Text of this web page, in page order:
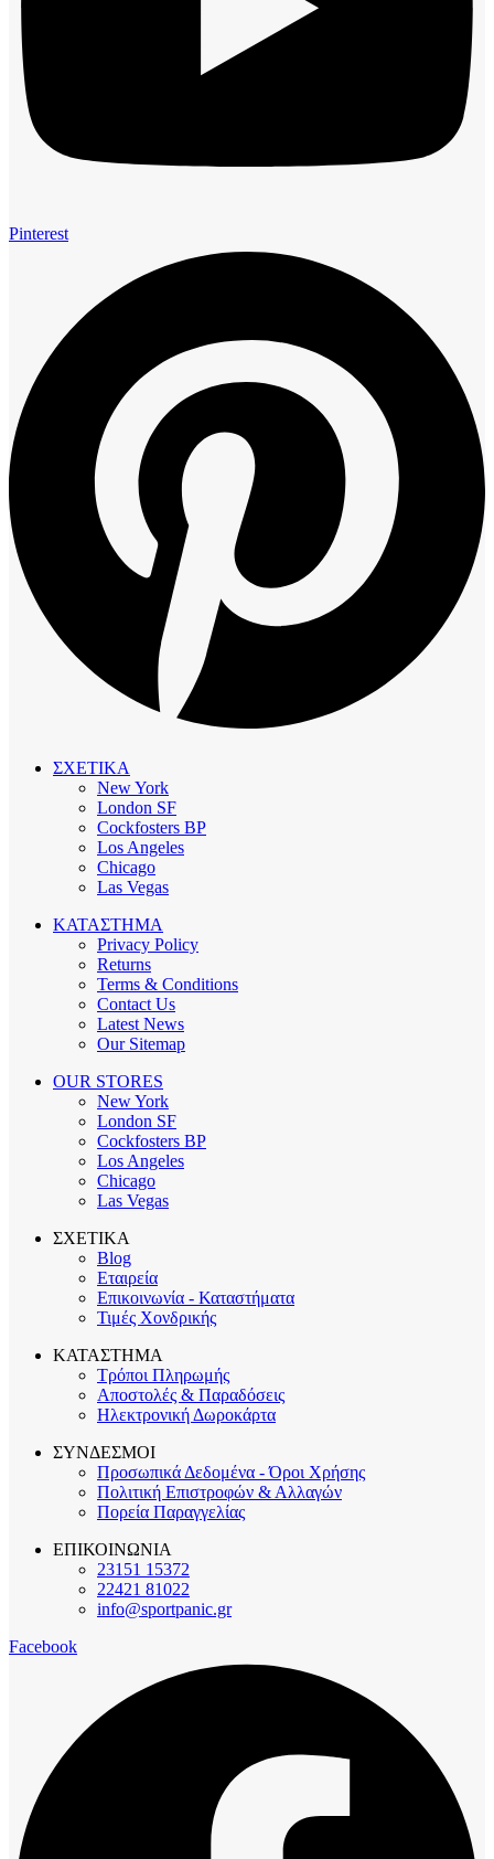
Pinterest
ΣΧΕΤΙΚΑ
New York
London SF
Cockfosters BP
Los Angeles
Chicago
Las Vegas
ΚΑΤΑΣΤΗΜΑ
Privacy Policy
Returns
Terms & Conditions
Contact Us
Latest News
Our Sitemap
OUR STORES
New York
London SF
Cockfosters BP
Los Angeles
Chicago
Las Vegas
ΣΧΕΤΙΚΑ
Blog
Εταιρεία
Επικοινωνία - Καταστήματα
Τιμές Χονδρικής
ΚΑΤΑΣΤΗΜΑ
Τρόποι Πληρωμής
Αποστολές & Παραδόσεις
Ηλεκτρονική Δωροκάρτα
ΣΥΝΔΕΣΜΟΙ
Προσωπικά Δεδομένα - Όροι Χρήσης
Πολιτική Επιστροφών & Αλλαγών
Πορεία Παραγγελίας
ΕΠΙΚΟΙΝΩΝΙΑ
23151 15372
22421 81022
info@sportpanic.gr
Facebook